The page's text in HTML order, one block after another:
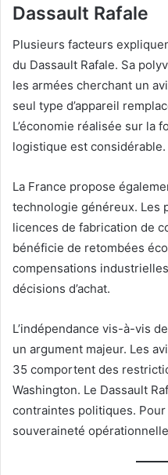
Dassault Rafale
Plusieurs facteurs
du Dassault Rafale. Sa
les armées cherchant un
seul type d’appareil
L’économie réalisée sur la
logistique est considérable.
La France propose
technologie généreux. Les
licences de fabrication de
bénéficie de retombées
compensations
décisions d’achat.
L’indépendance vis-à-vis
un argument majeur. Les
35 comportent des
Washington. Le Dassault
contraintes politiques.
souveraineté